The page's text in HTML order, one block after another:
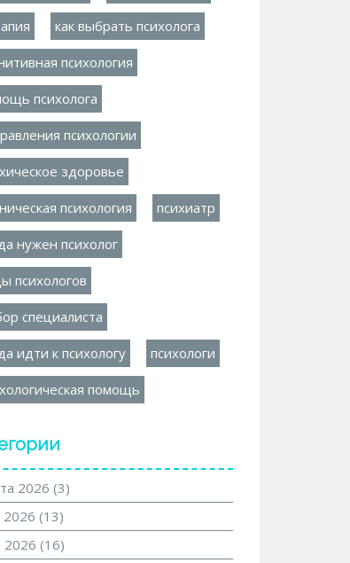
как выбрать психолога
психология
психолога
психологии
здоровье
психология психиатр
нужен психолог
психологов
специалиста
идти к психологу психологи
помощь
2026 (3)
(13)
(16)